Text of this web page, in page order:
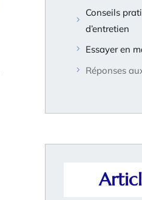
Conseils
d’entretien
Essayer en
Réponses